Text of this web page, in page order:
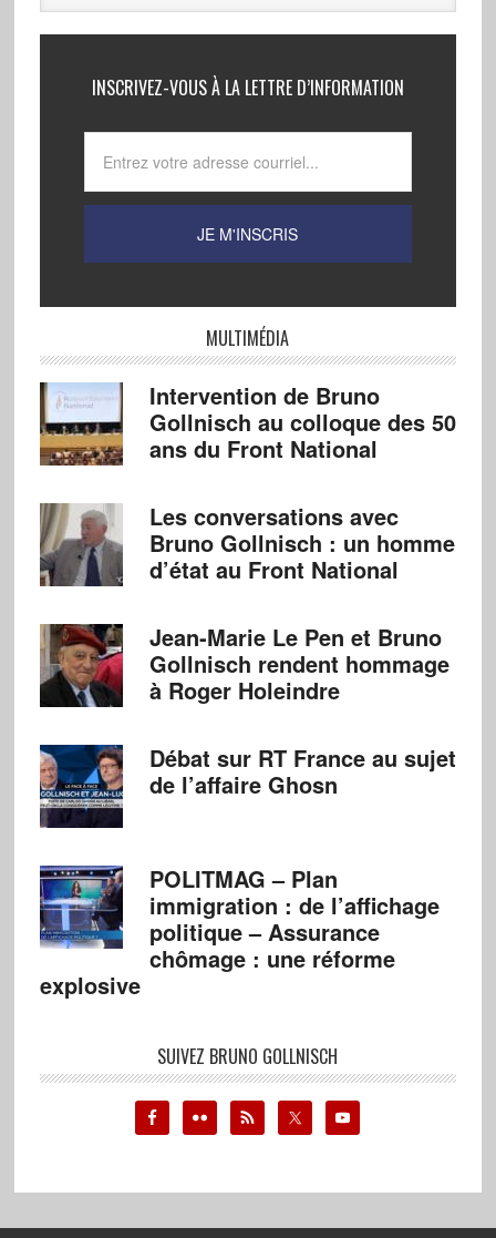
INSCRIVEZ-VOUS À LA LETTRE D’INFORMATION
MULTIMÉDIA
Intervention de Bruno
Gollnisch au colloque des 50
ans du Front National
Les conversations avec
Bruno Gollnisch : un homme
d’état au Front National
Jean-Marie Le Pen et Bruno
Gollnisch rendent hommage
à Roger Holeindre
Débat sur RT France au sujet
de l’affaire Ghosn
POLITMAG – Plan
immigration : de l’affichage
politique – Assurance
chômage : une réforme
explosive
SUIVEZ BRUNO GOLLNISCH